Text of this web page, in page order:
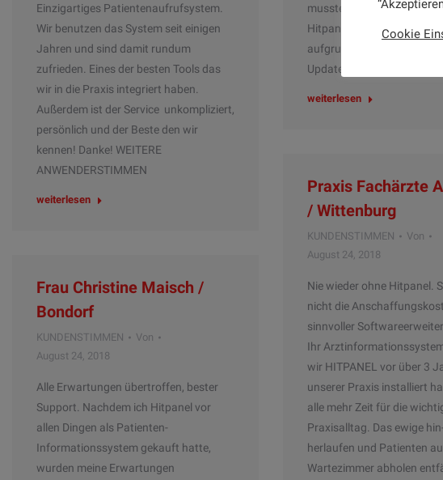
mussten jetzt gerade den
Hitpanelcomputer (das
aufgrund eines fehlerhaften
Updates abgestürzt)…
weiterlesen
Einzigartiges Patientenaufrufsystem.
Wir benutzen das System seit einigen
Jahren und sind damit rundum
zufrieden. Eines der besten Tools das
wir in die Praxis integriert haben.
Außerdem ist der Service unkompliziert,
persönlich und der Beste den wir
kennen! Danke! WEITERE
ANWENDERSTIMMEN
weiterlesen
Praxis Fachärzte
/ Wittenburg
KUNDENSTIMMEN
Von
August 24, 2018
Nie wieder ohne Hitpanel.
nicht die
sinnvoller
Ihr
wir HITPANEL vor über 3
unserer Praxis installiert
alle mehr Zeit für die
Praxisalltag. Das ewige
herlaufen und Patienten
Wartezimmer abholen
Frau Christine Maisch /
Bondorf
KUNDENSTIMMEN
Von
August 24, 2018
Alle Erwartungen übertroffen, bester
Support. Nachdem ich Hitpanel vor
allen Dingen als Patienten-
Informationssystem gekauft hatte,
wurden meine Erwartungen
Cookie